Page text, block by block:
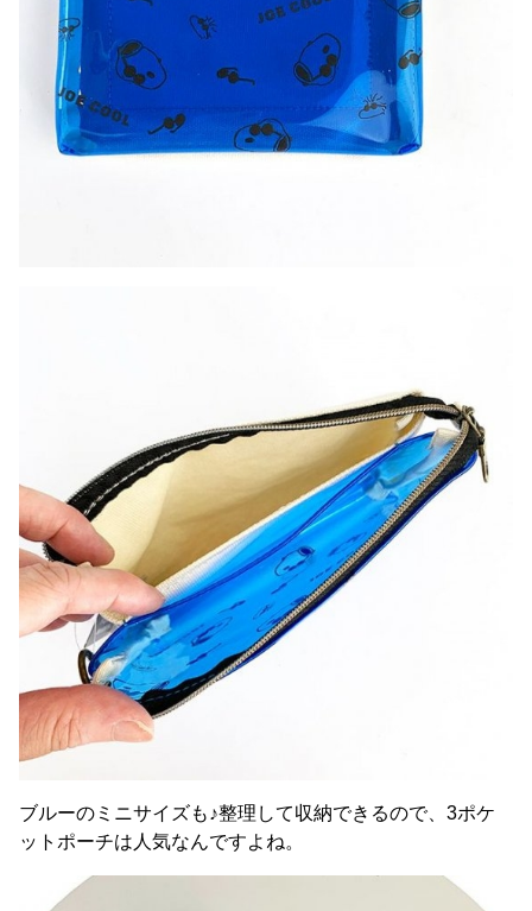
ブルーのミニサイズも♪整理して収納できるので、3ポケ
ットポーチは人気なんですよね。